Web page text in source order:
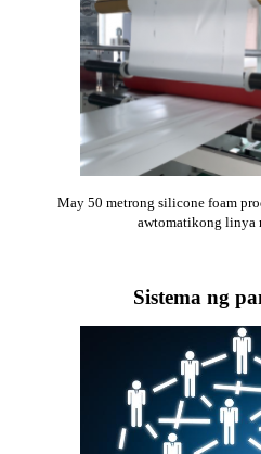
May 50 metrong silicone foam
awtomatikong linya
Sistema ng